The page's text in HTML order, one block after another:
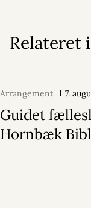
Relateret
Arrangement 7.
Guidet
Hornbæk